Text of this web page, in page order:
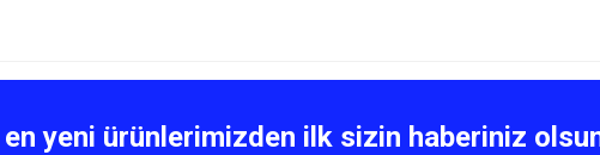
yeni ürünlerimizden ilk sizin haberiniz